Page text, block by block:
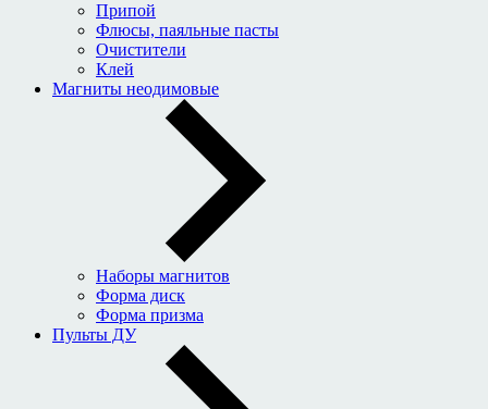
Припой
Флюсы, паяльные пасты
Очистители
Клей
Магниты неодимовые
Наборы магнитов
Форма диск
Форма призма
Пульты ДУ